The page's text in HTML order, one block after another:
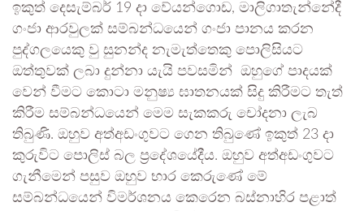
ඉකුත් දෙසැම්බර් 19 දා වේයන්ගොඩ, මාලිගාතැන්නේදී
ගංජා ආරවුලක් සම්බන්ධයෙන් ගංජා පානය කරන
පුද්ගලයෙකු වු සුනන්ද නැමැත්තෙකු පොලිසියට
ඔත්තුවක් ලබා දුන්නා යැයි පවසමින් ඔහුගේ පාදයක්
වෙන් වීමට කොටා මනුෂ්‍ය ඝාතනයක් සිදු කිරීමට තැත්
කිරීම සම්බන්ධයෙන් මෙම සැකකරු චෝදනා ලැබ
තිබුණි. ඔහුව අත්අඩංගුවට ගෙන තිබුණේ ඉකුත් 23 දා
කුරුවිට පොලිස් බල ප්‍රදේශයේදීය. ඔහුව අත්අඩංගුවට
ගැනීමෙන් පසුව ඔහුව භාර කෙරුණේ මේ
සම්බන්ධයෙන් විමර්ශනය කෙරෙන බස්නාහිර පළාත්